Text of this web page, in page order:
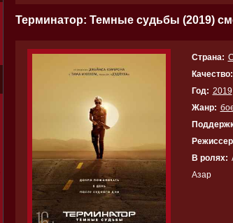
Терминатор: Темные судьбы (2019)
Страна:
Качество:
Год: 2019
Жанр:
В ролях:
Азар